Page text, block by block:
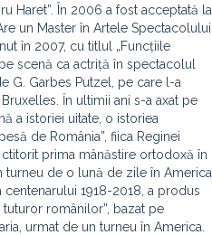
Haret”. În 2006 a fost acceptată la
un Master în Artele Spectacolului
în 2007, cu titlul „Funcțiile
scenă ca actriță în spectacolul
G. Garbes Putzel, pe care l-a
Ȋn ultimii ani s-a axat pe
a istoriei uitate, o istoriea
de România”, fiica Reginei
prima mânăstire ortodoxă în
turneu de o lună de zile în America
centenarului 1918-2018, a produs
românilor”, bazat pe
urmat de un turneu în America.